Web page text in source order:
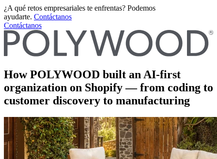
¿A qué retos empresariales te enfrentas? Podemos
ayudarte. Contáctanos
Contáctanos
How POLYWOOD built an AI-first
organization on Shopify — from coding to
customer discovery to manufacturing